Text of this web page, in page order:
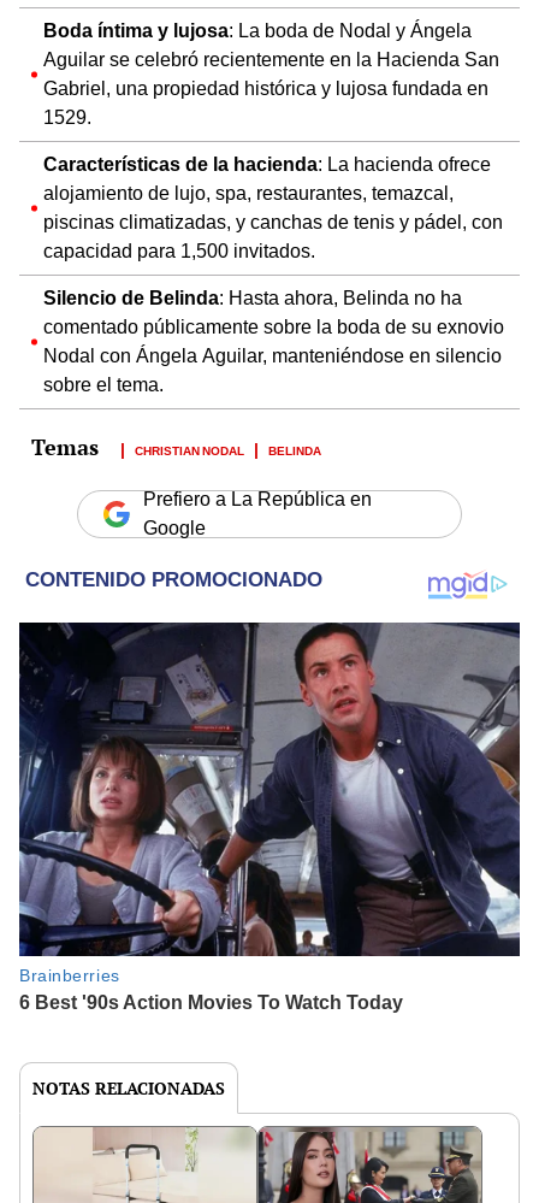
Boda íntima y lujosa: La boda de Nodal y Ángela
Aguilar se celebró recientemente en la Hacienda San
Gabriel, una propiedad histórica y lujosa fundada en
1529.
Características de la hacienda: La hacienda ofrece
alojamiento de lujo, spa, restaurantes, temazcal,
piscinas climatizadas, y canchas de tenis y pádel, con
capacidad para 1,500 invitados.
Silencio de Belinda: Hasta ahora, Belinda no ha
comentado públicamente sobre la boda de su exnovio
Nodal con Ángela Aguilar, manteniéndose en silencio
sobre el tema.
CHRISTIAN NODAL BELINDA
Prefiero a La República en
Google
NOTAS RELACIONADAS